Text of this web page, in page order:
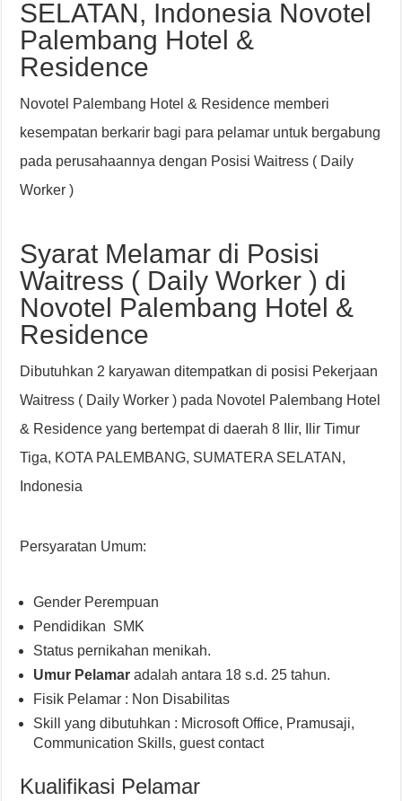
SELATAN, Indonesia Novotel
Palembang Hotel &
Residence
Novotel Palembang Hotel & Residence memberi
kesempatan berkarir bagi para pelamar untuk bergabung
pada perusahaannya dengan Posisi Waitress ( Daily
Worker )
Syarat Melamar di Posisi
Waitress ( Daily Worker ) di
Novotel Palembang Hotel &
Residence
Dibutuhkan 2 karyawan ditempatkan di posisi Pekerjaan
Waitress ( Daily Worker ) pada Novotel Palembang Hotel
& Residence yang bertempat di daerah 8 Ilir, Ilir Timur
Tiga, KOTA PALEMBANG, SUMATERA SELATAN,
Indonesia
Persyaratan Umum:
Gender Perempuan
Pendidikan SMK
Status pernikahan menikah.
Umur Pelamaradalah antara 18 s.d. 25 tahun.
Fisik Pelamar : Non Disabilitas
Skill yang dibutuhkan : Microsoft Office, Pramusaji,
Communication Skills, guest contact
Kualifikasi Pelamar